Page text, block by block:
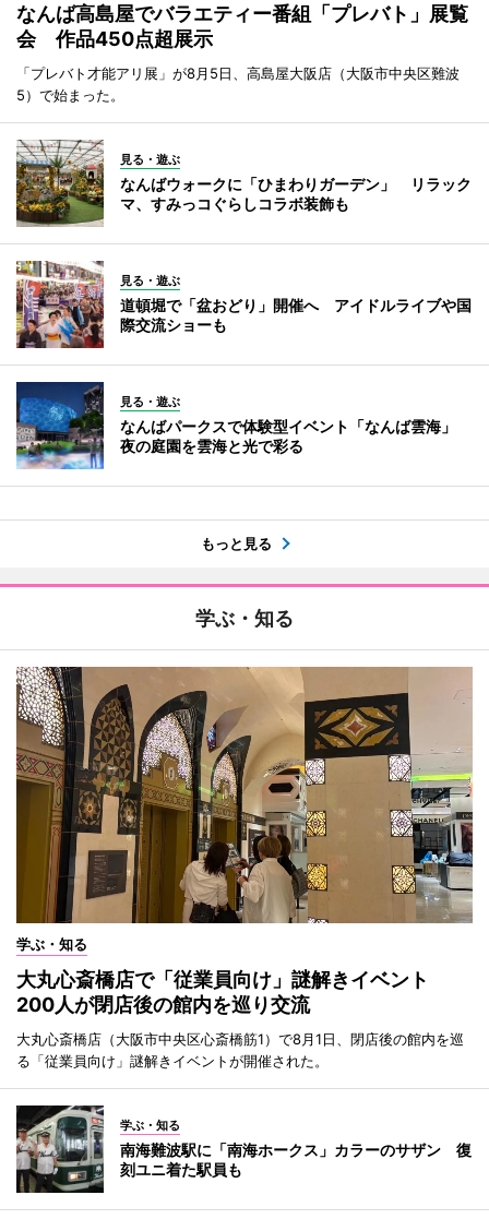
なんば高島屋でバラエティー番組「プレバト」展覧
会 作品450点超展示
「プレバト才能アリ展」が8月5日、高島屋大阪店（大阪市中央区難波
5）で始まった。
見る・遊ぶ
なんばウォークに「ひまわりガーデン」 リラック
マ、すみっコぐらしコラボ装飾も
見る・遊ぶ
道頓堀で「盆おどり」開催へ アイドルライブや国
際交流ショーも
見る・遊ぶ
なんばパークスで体験型イベント「なんば雲海」
夜の庭園を雲海と光で彩る
もっと見る
学ぶ・知る
学ぶ・知る
大丸心斎橋店で「従業員向け」謎解きイベント
200人が閉店後の館内を巡り交流
大丸心斎橋店（大阪市中央区心斎橋筋1）で8月1日、閉店後の館内を巡
る「従業員向け」謎解きイベントが開催された。
学ぶ・知る
南海難波駅に「南海ホークス」カラーのサザン 復
刻ユニ着た駅員も